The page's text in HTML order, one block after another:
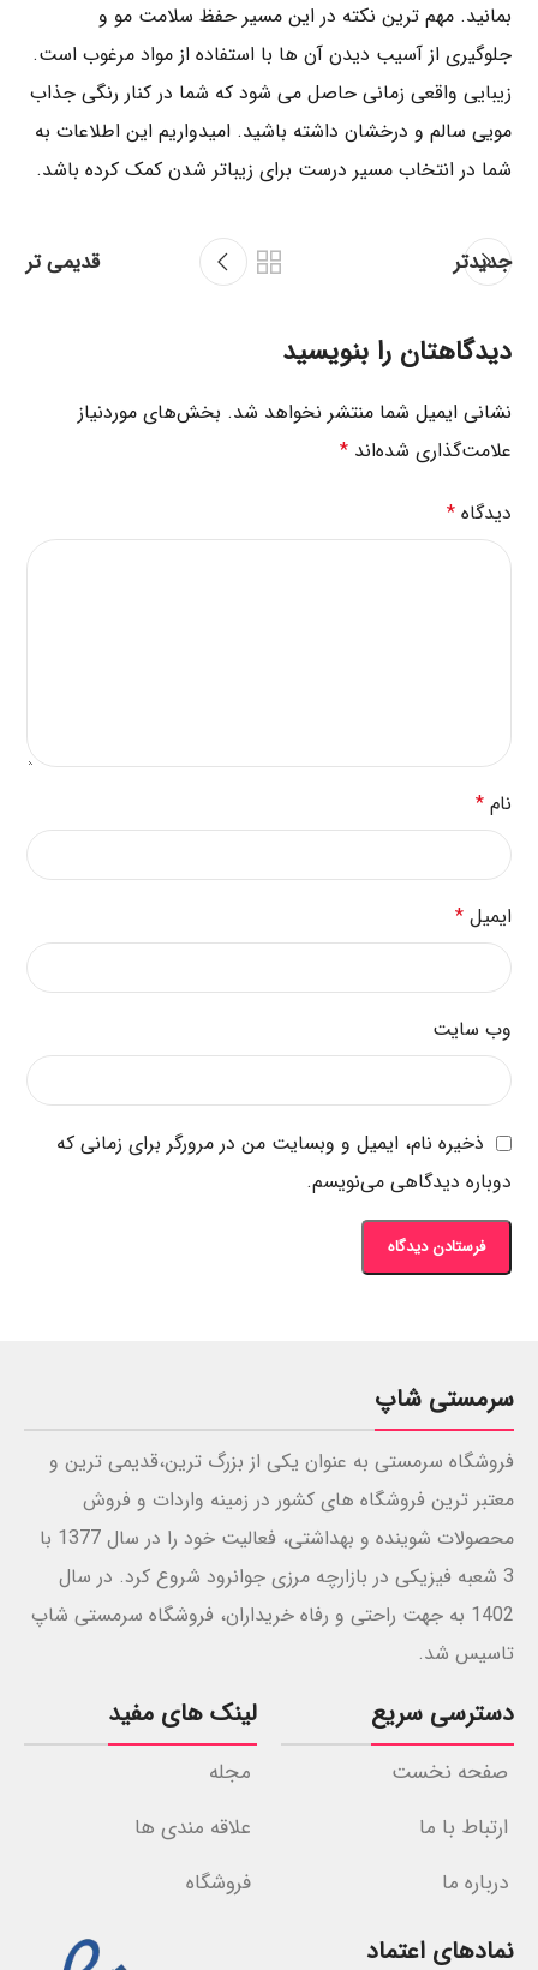
بمانید. مهم ترین نکته در این مسیر حفظ سلامت مو و
جلوگیری از آسیب دیدن آن ها با استفاده از مواد مرغوب است.
زیبایی واقعی زمانی حاصل می شود که شما در کنار رنگی جذاب
مویی سالم و درخشان داشته باشید. امیدواریم این اطلاعات به
شما در انتخاب مسیر درست برای زیباتر شدن کمک کرده باشد.
جدیدتر قدیمی تر
دیدگاهتان را بنویسید
نشانی ایمیل شما منتشر نخواهد شد. بخش‌های موردنیاز
علامت‌گذاری شده‌اند*
دیدگاه*
نام*
ایمیل*
وب‌ سایت
ذخیره نام، ایمیل و وبسایت من در مرورگر برای زمانی که
دوباره دیدگاهی می‌نویسم.
سرمستی شاپ
فروشگاه سرمستی به عنوان یکی از بزرگ ترین،قدیمی ترین و
معتبر ترین فروشگاه های کشور در زمینه واردات و فروش
محصولات شوینده و بهداشتی، فعالیت خود را در سال 1377 با
3 شعبه فیزیکی در بازارچه مرزی جوانرود شروع کرد. در سال
1402 به جهت راحتی و رفاه خریداران، فروشگاه سرمستی شاپ
تاسیس شد.
دسترسی سریع
صفحه نخست
ارتباط با ما
درباره ما
لینک های مفید
مجله
علاقه مندی ها
فروشگاه
نمادهای اعتماد